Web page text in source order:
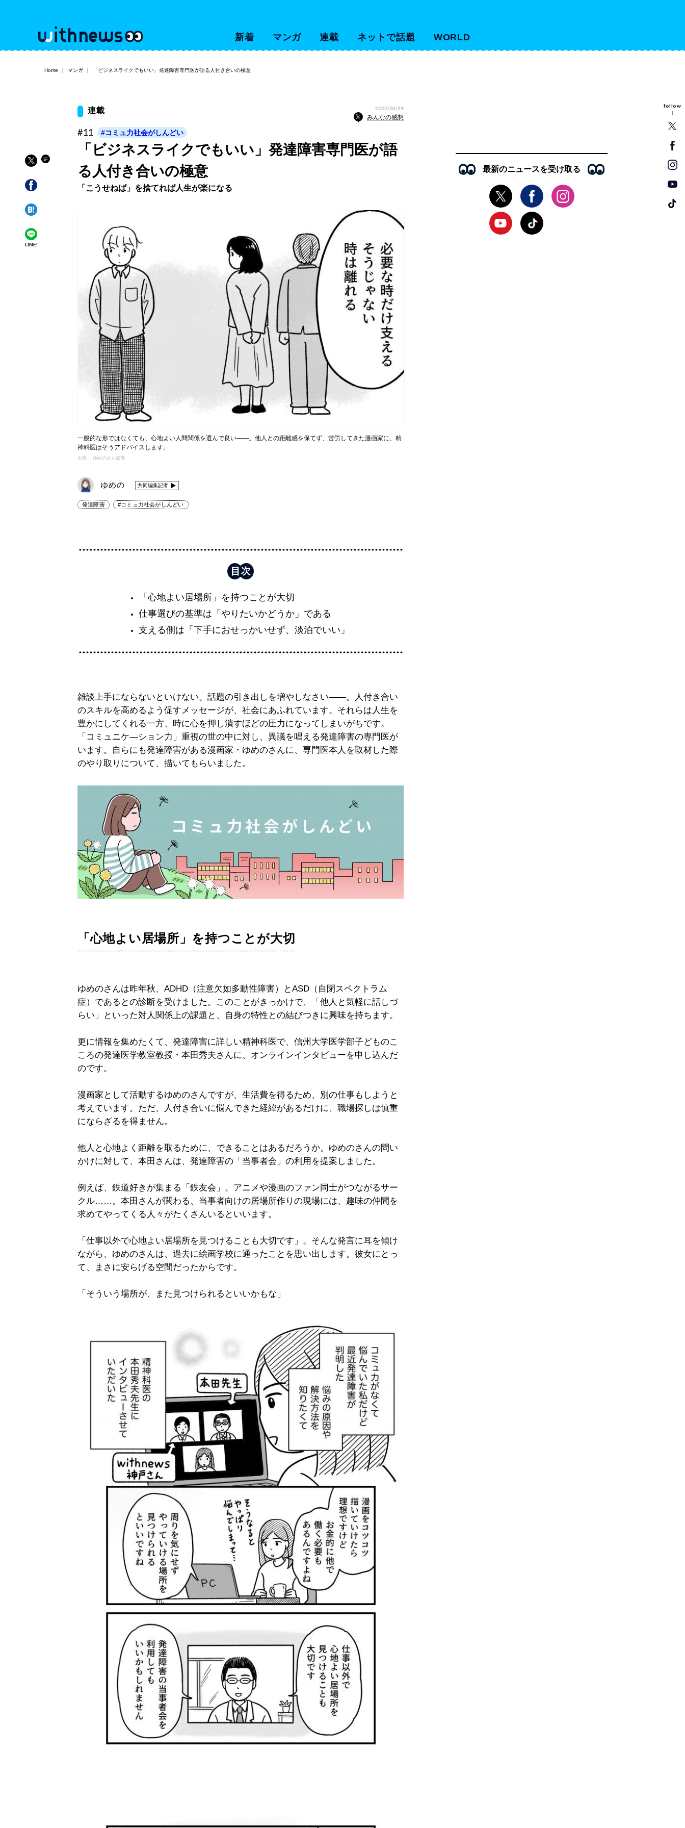
新着 マンガ 連載 ネットで話題 WORLD
follow
Home マンガ 「ビジネスライクでもいい」発達障害専門医が語る人付き合いの極意
LINE!
連載 2022/03/29
みんなの感想
#11 #コミュ力社会がしんどい
「ビジネスライクでもいい」発達障害専門医が語
る人付き合いの極意
「こうせねば」を捨てれば人生が楽になる
一般的な形ではなくても、心地よい人間関係を選んで良い――。他人との距離感を保てず、苦労してきた漫画家に、精
神科医はそうアドバイスします。
出典： ゆめのさん提供
ゆめの 共同編集記者
発達障害 #コミュ力社会がしんどい
「心地よい居場所」を持つことが大切
仕事選びの基準は「やりたいかどうか」である
支える側は「下手におせっかいせず、淡泊でいい」
雑談上手にならないといけない。話題の引き出しを増やしなさい――。人付き合い
のスキルを高めるよう促すメッセージが、社会にあふれています。それらは人生を
豊かにしてくれる一方、時に心を押し潰すほどの圧力になってしまいがちです。
「コミュニケ―ション力」重視の世の中に対し、異議を唱える発達障害の専門医が
います。自らにも発達障害がある漫画家・ゆめのさんに、専門医本人を取材した際
のやり取りについて、描いてもらいました。
「心地よい居場所」を持つことが大切
ゆめのさんは昨年秋、ADHD（注意欠如多動性障害）とASD（自閉スペクトラム
症）であるとの診断を受けました。このことがきっかけで、「他人と気軽に話しづ
らい」といった対人関係上の課題と、自身の特性との結びつきに興味を持ちます。
更に情報を集めたくて、発達障害に詳しい精神科医で、信州大学医学部子どものこ
ころの発達医学教室教授・本田秀夫さんに、オンラインインタビューを申し込んだ
のです。
漫画家として活動するゆめのさんですが、生活費を得るため、別の仕事もしようと
考えています。ただ、人付き合いに悩んできた経緯があるだけに、職場探しは慎重
にならざるを得ません。
他人と心地よく距離を取るために、できることはあるだろうか。ゆめのさんの問い
かけに対して、本田さんは、発達障害の「当事者会」の利用を提案しました。
例えば、鉄道好きが集まる「鉄友会」。アニメや漫画のファン同士がつながるサー
クル……。本田さんが関わる、当事者向けの居場所作りの現場には、趣味の仲間を
求めてやってくる人々がたくさんいるといいます。
「仕事以外で心地よい居場所を見つけることも大切です」。そんな発言に耳を傾け
ながら、ゆめのさんは、過去に絵画学校に通ったことを思い出します。彼女にとっ
て、まさに安らげる空間だったからです。
「そういう場所が、また見つけられるといいかもな」
最新のニュースを受け取る